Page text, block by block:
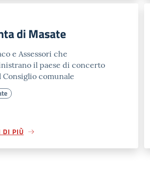
di Masate
e Assessori che
il paese di concerto
Consiglio comunale
DI PIÙ